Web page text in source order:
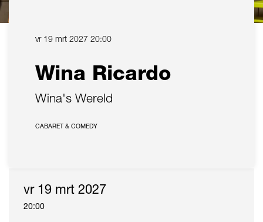
Wina Ricardo
Wina's Wereld
vr 19 mrt 2027 20:00
CABARET & COMEDY
vr 19 mrt 2027
20:00